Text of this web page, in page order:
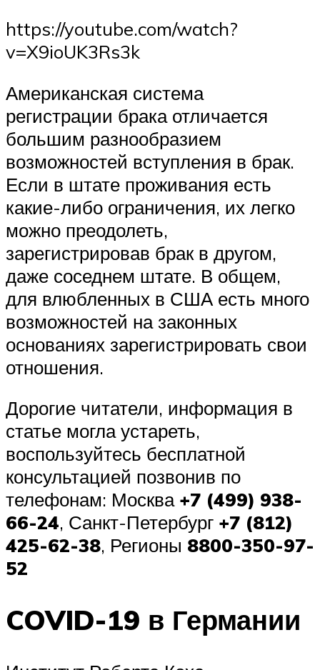
https://youtube.com/watch?
v=X9ioUK3Rs3k
Американская система
регистрации брака отличается
большим разнообразием
возможностей вступления в брак.
Если в штате проживания есть
какие-либо ограничения, их легко
можно преодолеть,
зарегистрировав брак в другом,
даже соседнем штате. В общем,
для влюбленных в США есть много
возможностей на законных
основаниях зарегистрировать свои
отношения.
Дорогие читатели, информация в
статье могла устареть,
воспользуйтесь бесплатной
консультацией позвонив по
телефонам: Москва +7 (499) 938-
66-24, Санкт-Петербург +7 (812)
425-62-38, Регионы 8800-350-97-
52
COVID-19 в Германии